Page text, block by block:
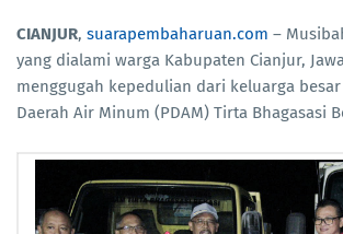
CIANJUR, suarapembaharuan.com –
yang dialami warga Kabupaten Cianjur,
menggugah kepedulian dari keluarga
Daerah Air Minum (PDAM) Tirta Bhagasasi